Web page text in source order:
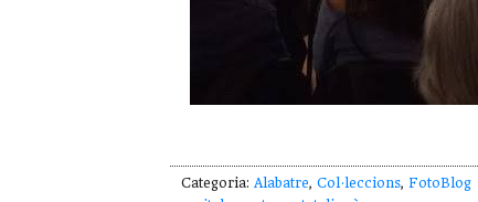
Categoria:Alabatre,Col·leccions, FotoBlog